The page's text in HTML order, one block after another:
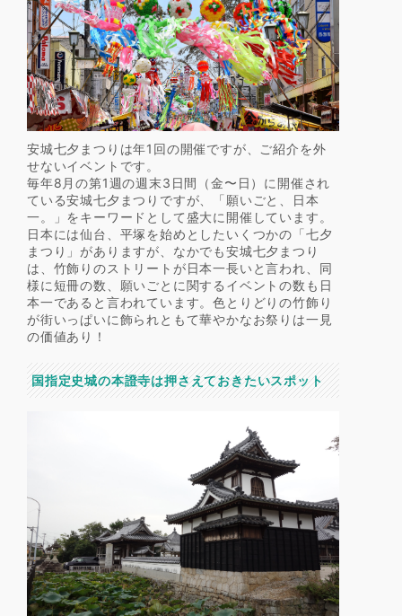
安城七夕まつりは年1回の開催ですが、ご紹介を外
せないイベントです。
毎年8月の第1週の週末3日間（金〜日）に開催され
ている安城七夕まつりですが、「願いごと、日本
一。」をキーワードとして盛大に開催しています。
日本には仙台、平塚を始めとしたいくつかの「七夕
まつり」がありますが、なかでも安城七夕まつり
は、竹飾りのストリートが日本一長いと言われ、同
様に短冊の数、願いごとに関するイベントの数も日
本一であると言われています。色とりどりの竹飾り
が街いっぱいに飾られともて華やかなお祭りは一見
の価値あり！
国指定史城の本證寺は押さえておきたいスポット